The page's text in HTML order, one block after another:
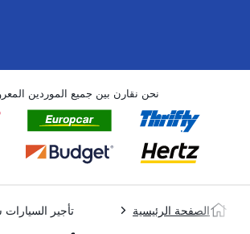
نحن نقارن بين جميع الموردين
الصفحة الرئيسية تأجير السيارات